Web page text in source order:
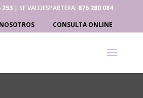
253| SF VALDESPARTERA: 876 280 084
CONSULTA ONLINE